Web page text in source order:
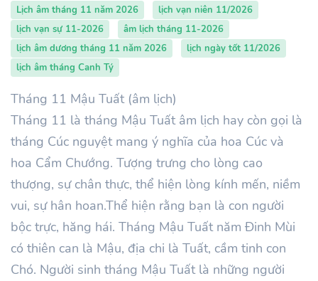
Lịch âm tháng 11 năm 2026
lịch vạn niên 11/2026
lịch vạn sự 11-2026
âm lịch tháng 11-2026
lịch âm dương tháng 11 năm 2026
lịch ngày tốt 11/2026
lịch âm tháng Canh Tý
Tháng 11 Mậu Tuất (âm lịch)
Tháng 11 là tháng Mậu Tuất âm lịch hay còn gọi là
tháng Cúc nguyệt mang ý nghĩa của hoa Cúc và
hoa Cẩm Chướng. Tượng trưng cho lòng cao
thượng, sự chân thực, thể hiện lòng kính mến, niềm
vui, sự hân hoan.Thể hiện rằng bạn là con người
bộc trực, hăng hái. Tháng Mậu Tuấtnăm Đinh Mùi
có thiên can là Mậu, địa chi là Tuất, cầm tinh con
Chó. Người sinh tháng Mậu Tuất là những người